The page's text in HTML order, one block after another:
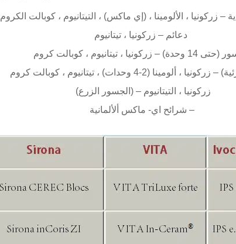
– زركونيا ، الألومينا ، (إي ماكس) ، التيتانيوم ، كوبالت الكروم
– زركونيا ، تيتانيوم ، كوبالت كروم
، ألومينا (2-4 وحدات) ، تيتانيوم ، كوبالت كروم
(الجسور الزرع) – زركونيا ، التيتانيوم
شرائح اي- ماكس ألألمانية –